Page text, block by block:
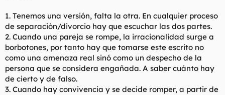
1. Tenemos una versión, falta la otra. En cualquier proceso
de separación/divorcio hay que escuchar las dos partes.
2. Cuando una pareja se rompe, la irracionalidad surge a
borbotones, por tanto hay que tomarse este escrito no
como una amenaza real sinó como un despecho de la
persona que se considera engañada. A saber cuánto hay
de cierto y de falso.
3. Cuando hay convivencia y se decide romper, a partir de